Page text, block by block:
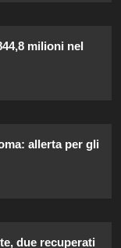
milioni nel
allerta per gli
due recuperati